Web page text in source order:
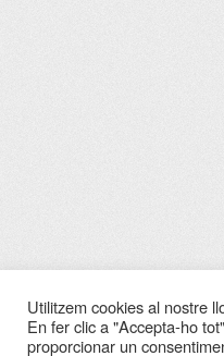
Utilitzem cookies al nostre
En fer clic a "Accepta-ho
proporcionar un